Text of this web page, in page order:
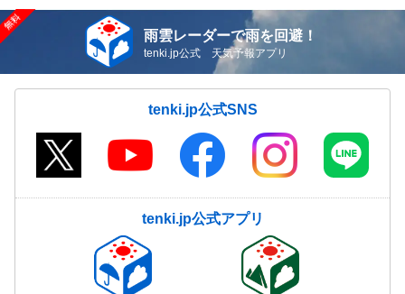
雨雲レーダーで雨を回避！
tenki.jp公式 天気予報アプリ
tenki.jp公式SNS
tenki.jp公式アプリ